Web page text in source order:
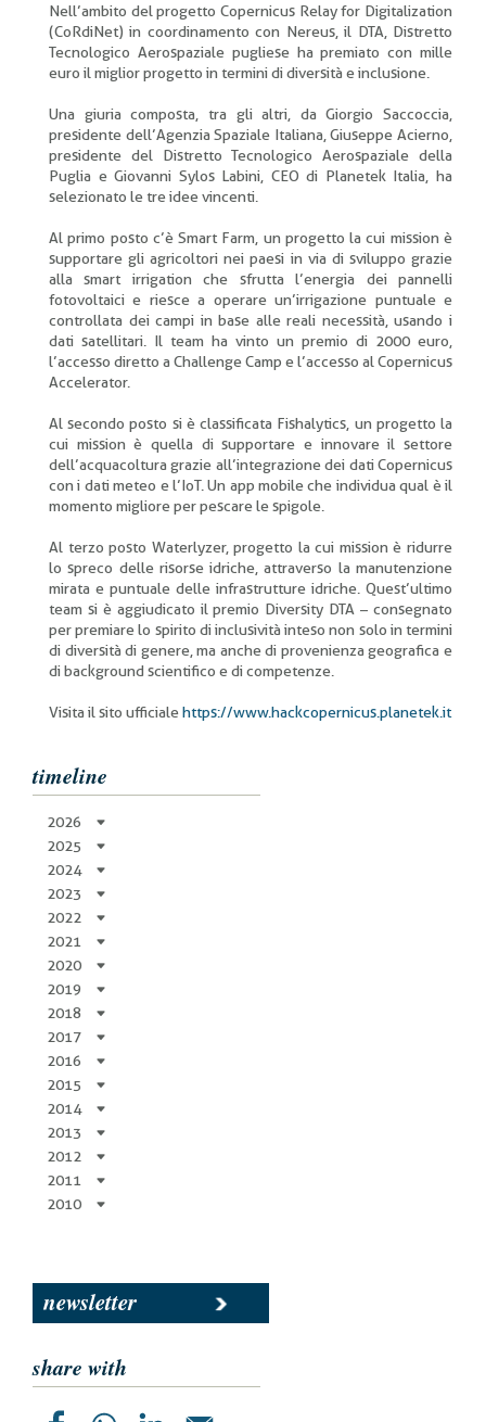
Nell’ambito del progetto Copernicus Relay for Digitalization
(CoRdiNet) in coordinamento con Nereus, il DTA, Distretto
Tecnologico Aerospaziale pugliese ha premiato con mille
euro il miglior progetto in termini di diversità e inclusione.
Una giuria composta, tra gli altri, da Giorgio Saccoccia,
presidente dell’Agenzia Spaziale Italiana, Giuseppe Acierno,
presidente del Distretto Tecnologico Aerospaziale della
Puglia e Giovanni Sylos Labini, CEO di Planetek Italia, ha
selezionato le tre idee vincenti.
Al primo posto c’è Smart Farm, un progetto la cui mission è
supportare gli agricoltori nei paesi in via di sviluppo grazie
alla smart irrigation che sfrutta l’energia dei pannelli
fotovoltaici e riesce a operare un’irrigazione puntuale e
controllata dei campi in base alle reali necessità, usando i
dati satellitari. Il team ha vinto un premio di 2000 euro,
l’accesso diretto a Challenge Camp e l’accesso al Copernicus
Accelerator.
Al secondo posto si è classificata Fishalytics, un progetto la
cui mission è quella di supportare e innovare il settore
dell’acquacoltura grazie all’integrazione dei dati Copernicus
con i dati meteo e l’IoT. Un app mobile che individua qual è il
momento migliore per pescare le spigole.
Al terzo posto Waterlyzer, progetto la cui mission è ridurre
lo spreco delle risorse idriche, attraverso la manutenzione
mirata e puntuale delle infrastrutture idriche. Quest’ultimo
team si è aggiudicato il premio Diversity DTA – consegnato
per premiare lo spirito di inclusività inteso non solo in termini
di diversità di genere, ma anche di provenienza geografica e
di background scientifico e di competenze.
Visita il sito ufficialehttps://www.hackcopernicus.planetek.it
timeline
2026
2025
2024
2023
2022
2021
2020
2019
2018
2017
2016
2015
2014
2013
2012
2011
2010
newsletter
share with